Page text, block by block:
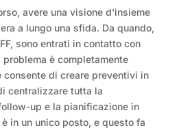
avere una visione d'insieme
a lungo una sfida. Da quando,
sono entrati in contatto con
problema è completamente
di creare preventivi in
centralizzare tutta la
up e la pianificazione in
in un unico posto, e questo fa